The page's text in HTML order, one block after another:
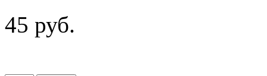
45 руб.